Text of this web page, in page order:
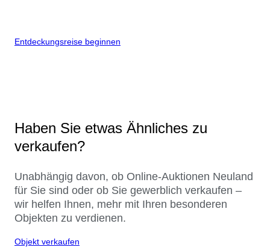
Entdeckungsreise beginnen
Haben Sie etwas Ähnliches zu
verkaufen?
Unabhängig davon, ob Online-Auktionen Neuland
für Sie sind oder ob Sie gewerblich verkaufen –
wir helfen Ihnen, mehr mit Ihren besonderen
Objekten zu verdienen.
Objekt verkaufen